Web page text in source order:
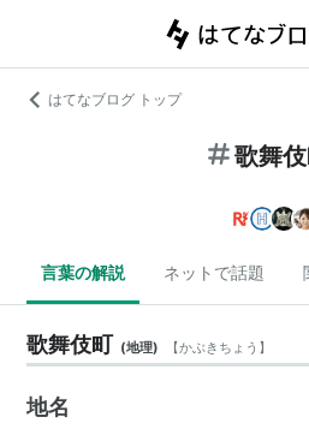
はてなブログ トップ
歌舞
言葉の解説 ネットで話題
歌舞伎町 (地理) 【かぶきちょう 】
地名